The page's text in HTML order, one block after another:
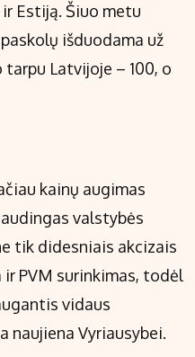
Estiją. Šiuo metu
išduodama už
Latvijoje – 100, o
kainų augimas
valstybės
tik didesniais akcizais
PVM surinkimas, todėl
vidaus
naujiena Vyriausybei.